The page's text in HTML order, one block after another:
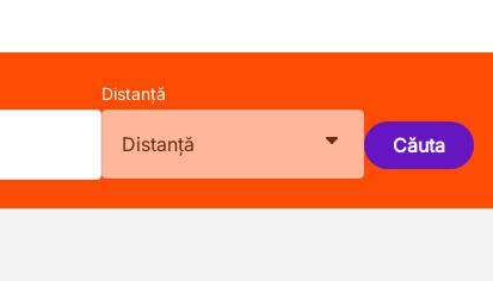
Distanță
Distanță Căuta